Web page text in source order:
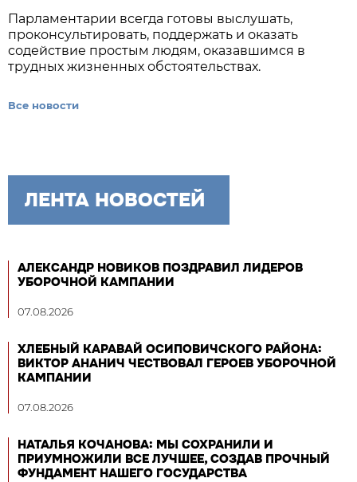
Парламентарии всегда готовы выслушать,
проконсультировать, поддержать и оказать
содействие простым людям, оказавшимся в
трудных жизненных обстоятельствах.
Все новости
ЛЕНТА НОВОСТЕЙ
АЛЕКСАНДР НОВИКОВ ПОЗДРАВИЛ ЛИДЕРОВ
УБОРОЧНОЙ КАМПАНИИ
07.08.2026
ХЛЕБНЫЙ КАРАВАЙ ОСИПОВИЧСКОГО РАЙОНА:
ВИКТОР АНАНИЧ ЧЕСТВОВАЛ ГЕРОЕВ УБОРОЧНОЙ
КАМПАНИИ
07.08.2026
НАТАЛЬЯ КОЧАНОВА: МЫ СОХРАНИЛИ И
ПРИУМНОЖИЛИ ВСЕ ЛУЧШЕЕ, СОЗДАВ ПРОЧНЫЙ
ФУНДАМЕНТ НАШЕГО ГОСУДАРСТВА